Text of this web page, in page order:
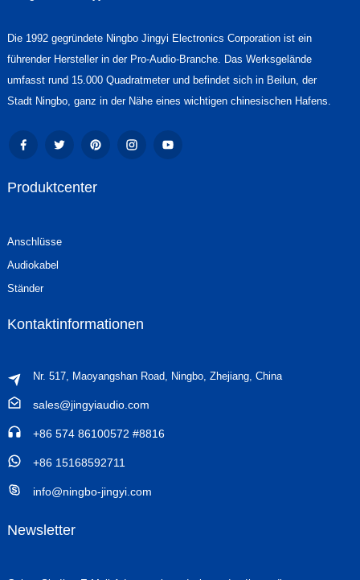
Die 1992 gegründete Ningbo Jingyi Electronics Corporation ist ein
führender Hersteller in der Pro-Audio-Branche. Das Werksgelände
umfasst rund 15.000 Quadratmeter und befindet sich in Beilun, der
Stadt Ningbo, ganz in der Nähe eines wichtigen chinesischen Hafens.
Produktcenter
Anschlüsse
Audiokabel
Ständer
Kontaktinformationen
Nr. 517, Maoyangshan Road, Ningbo, Zhejiang, China
sales@jingyiaudio.com
+86 574 86100572 #8816
+86 15168592711
info@ningbo-jingyi.com
Newsletter